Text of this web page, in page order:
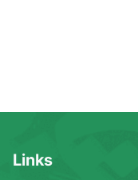
Links